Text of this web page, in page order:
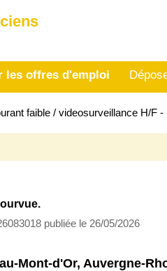
les offres d'emploi
faible / videosurveillance H/F -
publiée le 26/05/2026
Mont-d'Or, Auvergne-